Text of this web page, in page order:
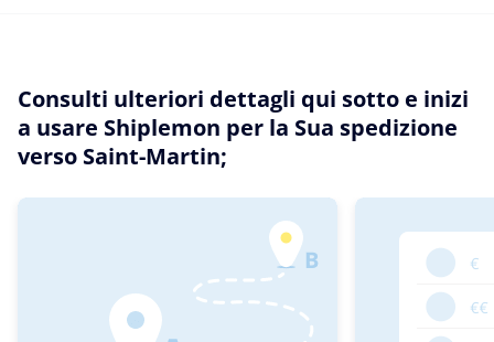
Consulti ulteriori dettagli qui sotto e inizi
a usare Shiplemon per la Sua spedizione
verso Saint-Martin;